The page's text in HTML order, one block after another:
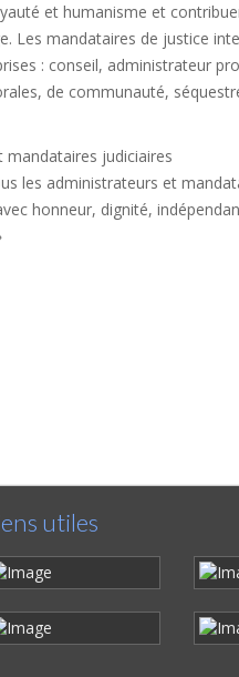
et humanisme et
Les mandataires de justice
: conseil, administrateur
de communauté,
judiciaires
les administrateurs et
honneur, dignité,
utiles